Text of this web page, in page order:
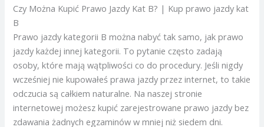
Czy Można Kupić Prawo Jazdy Kat B? | Kup prawo jazdy kat
B
Prawo jazdy kategorii B można nabyć tak samo, jak prawo
jazdy każdej innej kategorii. To pytanie często zadają
osoby, które mają wątpliwości co do procedury. Jeśli nigdy
wcześniej nie kupowałeś prawa jazdy przez internet, to takie
odczucia są całkiem naturalne. Na naszej stronie
internetowej możesz kupić zarejestrowane prawo jazdy bez
zdawania żadnych egzaminów w mniej niż siedem dni.